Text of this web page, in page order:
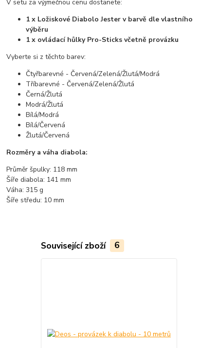
V setu za výjmečnou cenu dostanete:
1 x Ložiskové Diabolo Jester v barvě dle vlastního
výběru
1 x ovládací hůlky Pro-Sticks včetně provázku
Vyberte si z těchto barev:
Čtyřbarevné - Červená/Zelená/Žlutá/Modrá
Tříbarevné - Červená/Zelená/Žlutá
Černá/Žlutá
Modrá/Žlutá
Bílá/Modrá
Bílá/Červená
Žlutá/Červená
Rozměry a váha diabola:
Průměr špulky: 118 mm
Šíře diabola: 141 mm
Váha: 315 g
Šíře středu: 10 mm
Související zboží 6